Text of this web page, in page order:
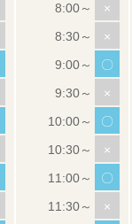
×
×
〇
×
〇
×
〇
×